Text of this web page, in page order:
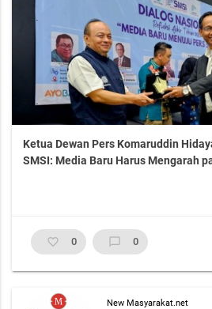
Ketua Dewan Pers Komaruddin
SMSI: Media Baru Harus Mengarah
favorite_border 0 chat_bubble_outline 0
New Masyarakat.net